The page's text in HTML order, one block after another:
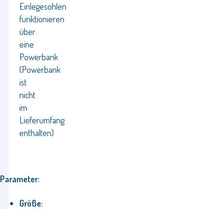
Einlegesohlen
funktionieren
über
eine
Powerbank
(Powerbank
ist
nicht
im
Lieferumfang
enthalten)
Parameter:
Größe: